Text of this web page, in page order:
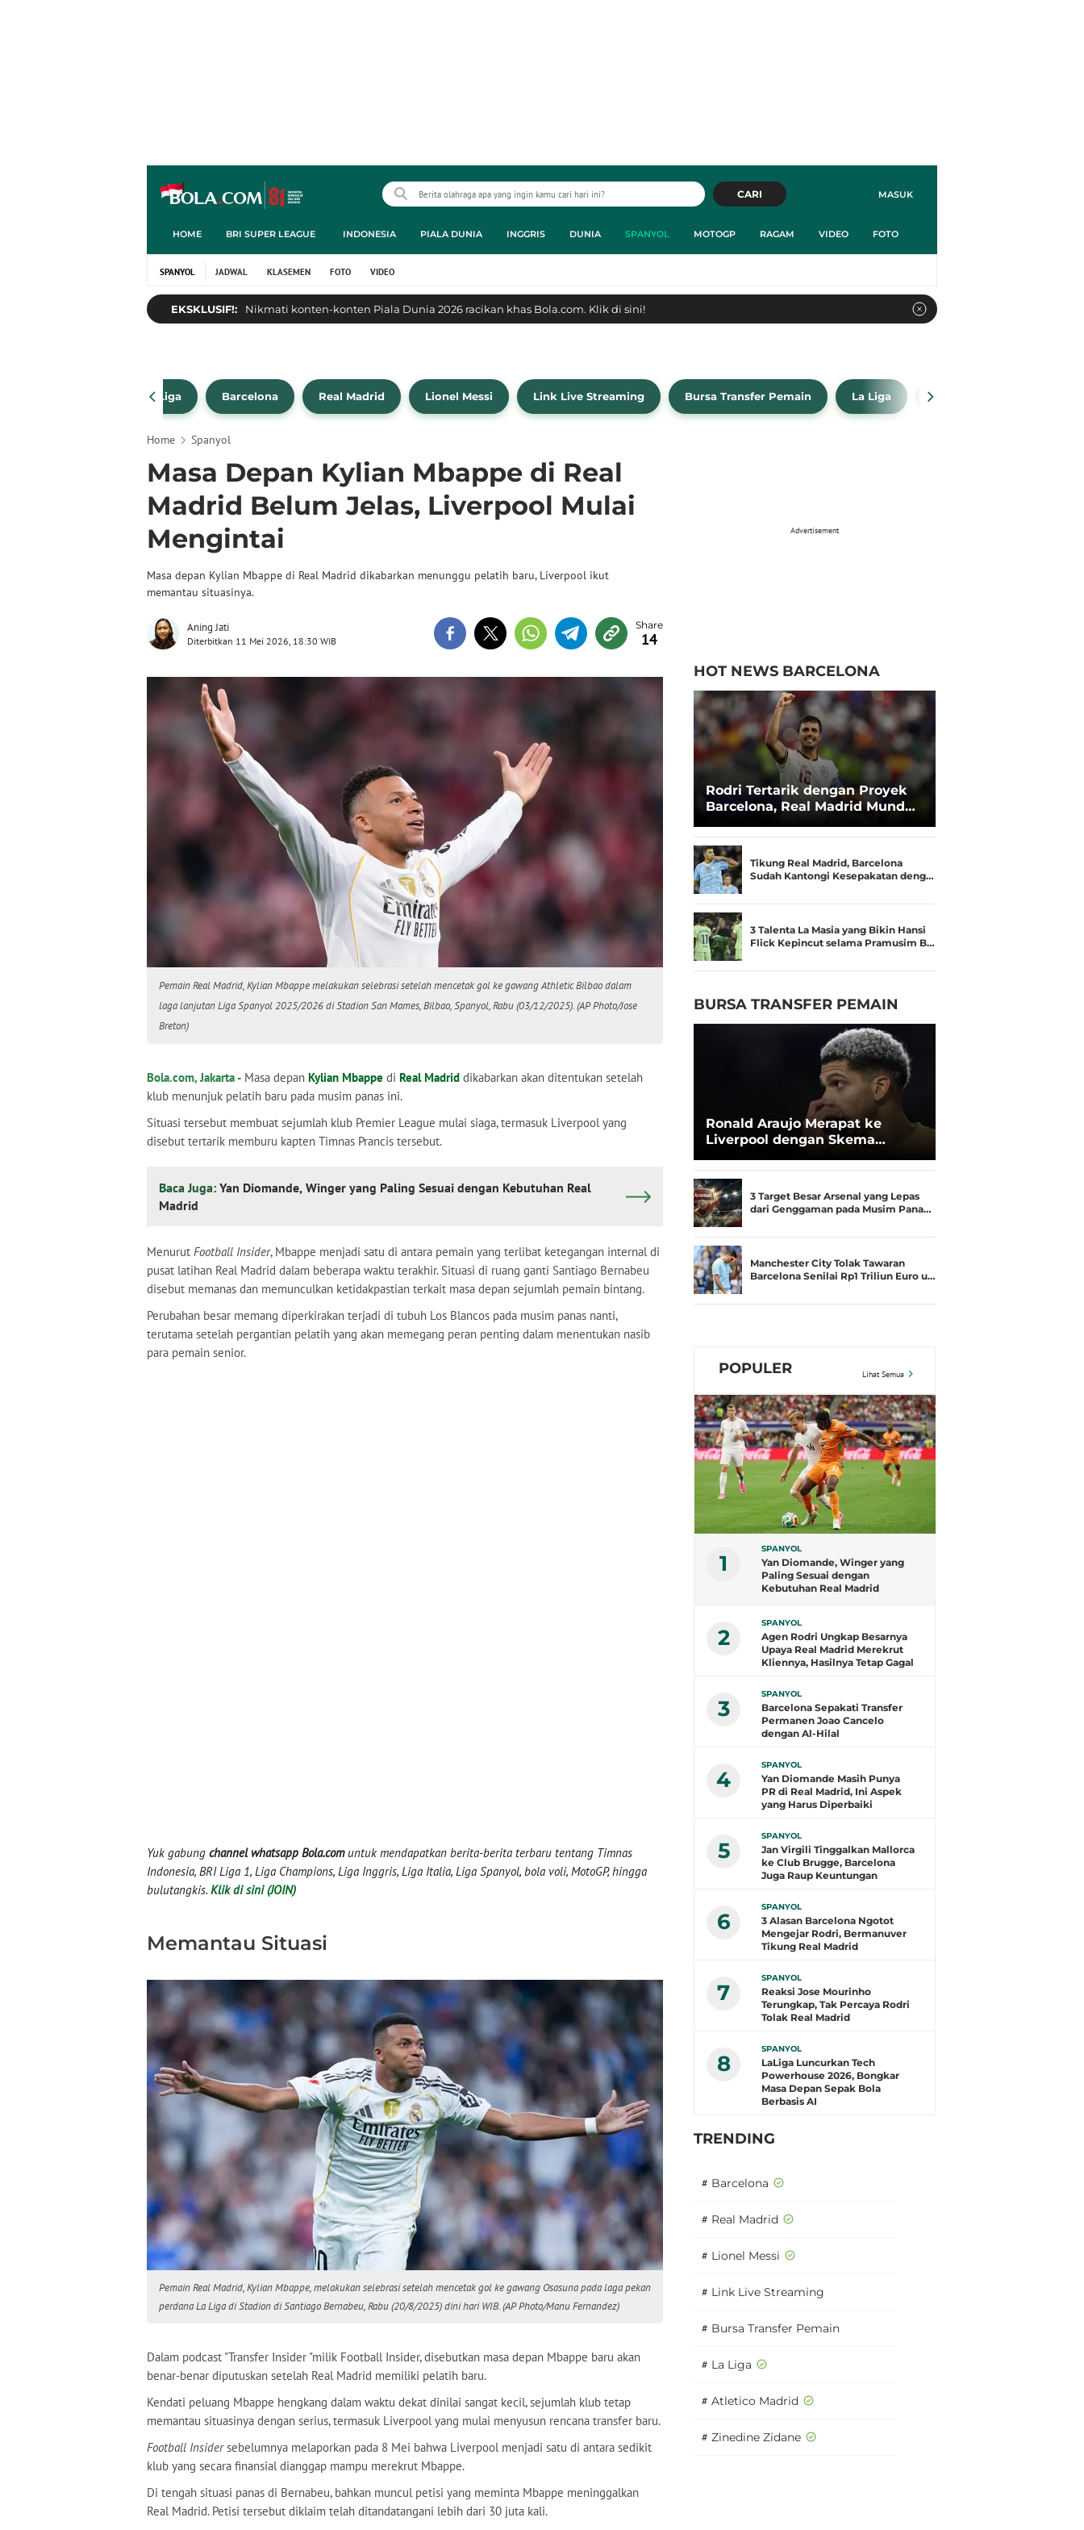
MASUK
CARI
HOME BRI SUPER LEAGUE INDONESIA PIALA DUNIA INGGRIS DUNIA SPANYOL MOTOGP RAGAM VIDEO FOTO
SPANYOL JADWAL KLASEMEN FOTO VIDEO
EKSKLUSIF!: Nikmati konten-konten Piala Dunia 2026 racikan khas Bola.com. Klik di sini!
La Liga Barcelona Real Madrid Lionel Messi Link Live Streaming Bursa Transfer Pemain La Liga Barcelona
Home Spanyol
Masa Depan Kylian Mbappe di Real
Madrid Belum Jelas, Liverpool Mulai
Mengintai
Masa depan Kylian Mbappe di Real Madrid dikabarkan menunggu pelatih baru, Liverpool ikut
memantau situasinya.
Aning Jati
Diterbitkan 11 Mei 2026, 18:30 WIB 14
Pemain Real Madrid, Kylian Mbappe melakukan selebrasi setelah mencetak gol ke gawang Athletic Bilbao dalam
laga lanjutan Liga Spanyol 2025/2026 di Stadion San Mames, Bilbao, Spanyol, Rabu (03/12/2025). (AP Photo/Jose
Breton)
Bola.com, Jakarta - Masa depan Kylian Mbappe di Real Madrid dikabarkan akan ditentukan setelah
klub menunjuk pelatih baru pada musim panas ini.
Situasi tersebut membuat sejumlah klub Premier League mulai siaga, termasuk Liverpool yang
disebut tertarik memburu kapten Timnas Prancis tersebut.
Baca Juga: Yan Diomande, Winger yang Paling Sesuai dengan Kebutuhan Real
Madrid
Menurut Football Insider, Mbappe menjadi satu di antara pemain yang terlibat ketegangan internal di
pusat latihan Real Madrid dalam beberapa waktu terakhir. Situasi di ruang ganti Santiago Bernabeu
disebut memanas dan memunculkan ketidakpastian terkait masa depan sejumlah pemain bintang.
Perubahan besar memang diperkirakan terjadi di tubuh Los Blancos pada musim panas nanti,
terutama setelah pergantian pelatih yang akan memegang peran penting dalam menentukan nasib
para pemain senior.
Yuk gabung channel whatsapp Bola.comuntuk mendapatkan berita-berita terbaru tentang Timnas
Indonesia, BRI Liga 1, Liga Champions, Liga Inggris, Liga Italia, Liga Spanyol, bola voli, MotoGP, hingga
bulutangkis. Klik di sini (JOIN)
Memantau Situasi
Pemain Real Madrid, Kylian Mbappe, melakukan selebrasi setelah mencetak gol ke gawang Osasuna pada laga pekan
perdana La Liga di Stadion di Santiago Bernabeu, Rabu (20/8/2025) dini hari WIB. (AP Photo/Manu Fernandez)
Dalam podcast "Transfer Insider "milik Football Insider, disebutkan masa depan Mbappe baru akan
benar-benar diputuskan setelah Real Madrid memiliki pelatih baru.
Kendati peluang Mbappe hengkang dalam waktu dekat dinilai sangat kecil, sejumlah klub tetap
memantau situasinya dengan serius, termasuk Liverpool yang mulai menyusun rencana transfer baru.
Football Insidersebelumnya melaporkan pada 8 Mei bahwa Liverpool menjadi satu di antara sedikit
klub yang secara finansial dianggap mampu merekrut Mbappe.
Di tengah situasi panas di Bernabeu, bahkan muncul petisi yang meminta Mbappe meninggalkan
Real Madrid. Petisi tersebut diklaim telah ditandatangani lebih dari 30 juta kali.
Advertisement
HOT NEWS BARCELONA
Rodri Tertarik dengan Proyek
Barcelona, Real Madrid Mundur
Tikung Real Madrid, Barcelona
Sudah Kantongi Kesepakatan deng…
3 Talenta La Masia yang Bikin Hansi
Flick Kepincut selama Pramusim B…
BURSA TRANSFER PEMAIN
Ronald Araujo Merapat ke
Liverpool dengan Skema
3 Target Besar Arsenal yang Lepas
dari Genggaman pada Musim Pana…
Manchester City Tolak Tawaran
Barcelona Senilai Rp1 Triliun Euro u…
POPULER Lihat Semua
1
SPANYOL
Yan Diomande, Winger yang
Paling Sesuai dengan
Kebutuhan Real Madrid
2
SPANYOL
Agen Rodri Ungkap Besarnya
Upaya Real Madrid Merekrut
Kliennya, Hasilnya Tetap Gagal
3
SPANYOL
Barcelona Sepakati Transfer
Permanen Joao Cancelo
dengan Al-Hilal
4
SPANYOL
Yan Diomande Masih Punya
PR di Real Madrid, Ini Aspek
yang Harus Diperbaiki
5
SPANYOL
Jan Virgili Tinggalkan Mallorca
ke Club Brugge, Barcelona
Juga Raup Keuntungan
6
SPANYOL
3 Alasan Barcelona Ngotot
Mengejar Rodri, Bermanuver
Tikung Real Madrid
7
SPANYOL
Reaksi Jose Mourinho
Terungkap, Tak Percaya Rodri
Tolak Real Madrid
8
SPANYOL
LaLiga Luncurkan Tech
Powerhouse 2026, Bongkar
Masa Depan Sepak Bola
Berbasis AI
TRENDING
# Barcelona
# Real Madrid
# Lionel Messi
# Link Live Streaming
# Bursa Transfer Pemain
# La Liga
# Atletico Madrid
# Zinedine Zidane